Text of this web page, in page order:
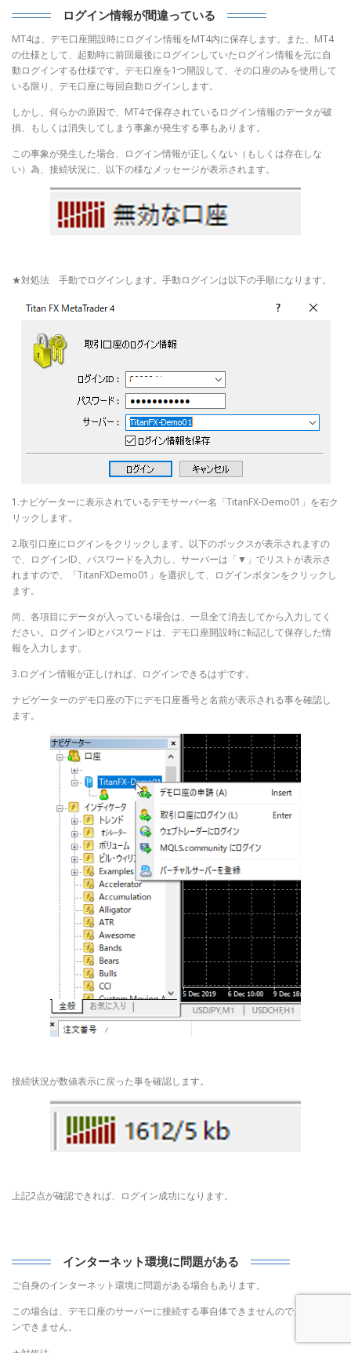
ログイン情報が間違っている
MT4は、デモ口座開設時にログイン情報をMT4内に保存します。また、MT4
の仕様として、起動時に前回最後にログインしていたログイン情報を元に自
動ログインする仕様です。デモ口座を1つ開設して、その口座のみを使用して
いる限り、デモ口座に毎回自動ログインします。
しかし、何らかの原因で、MT4で保存されているログイン情報のデータが破
損、もしくは消失してしまう事象が発生する事もあります。
この事象が発生した場合、ログイン情報が正しくない（もしくは存在しな
い）為、接続状況に、以下の様なメッセージが表示されます。
★対処法 手動でログインします。手動ログインは以下の手順になります。
1.ナビゲーターに表示されているデモサーバー名「TitanFX-Demo01」を右ク
リックします。
2.取引口座にログインをクリックします。以下のボックスが表示されますの
で、ログインID、パスワードを入力し、サーバーは「▼」でリストが表示さ
れますので、「TitanFXDemo01」を選択して、ログインボタンをクリックし
ます。
尚、各項目にデータが入っている場合は、一旦全て消去してから入力してく
ださい。ログインIDとパスワードは、デモ口座開設時に転記して保存した情
報を入力します。
3.ログイン情報が正しければ、ログインできるはずです。
ナビゲーターのデモ口座の下にデモ口座番号と名前が表示される事を確認し
ます。
接続状況が数値表示に戻った事を確認します。
上記2点が確認できれば、ログイン成功になります。
インターネット環境に問題がある
ご自身のインターネット環境に問題がある場合もあります。
この場合は、デモ口座のサーバーに接続する事自体できませんので、ログイ
ンできません。